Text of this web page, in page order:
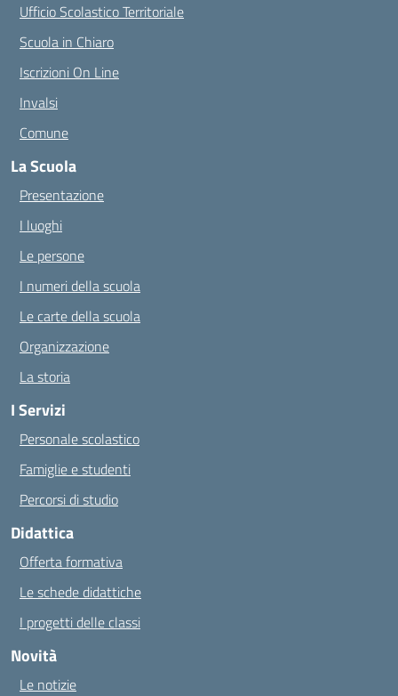
Ufficio Scolastico Territoriale
Scuola in Chiaro
Iscrizioni On Line
Invalsi
Comune
La Scuola
Presentazione
I luoghi
Le persone
I numeri della scuola
Le carte della scuola
Organizzazione
La storia
I Servizi
Personale scolastico
Famiglie e studenti
Percorsi di studio
Didattica
Offerta formativa
Le schede didattiche
I progetti delle classi
Novità
Le notizie